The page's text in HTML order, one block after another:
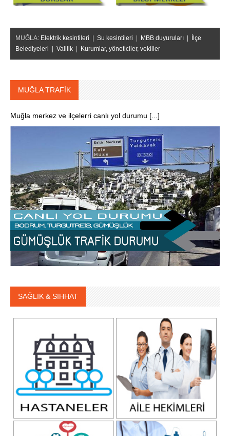
MUĞLA: Elektrik kesintileri Su kesintileri MBB duyuruları
İlçe
Belediyeleri
Valilik Kurumlar, yöneticiler, vekiller
MUĞLA TRAFİK
Muğla merkez ve ilçelerri canlı yol durumu [...]
SAĞLIK & SIHHAT